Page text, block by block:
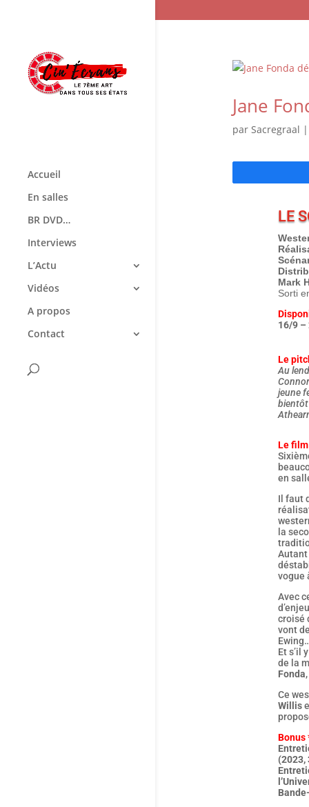
Accueil
En salles
BR DVD…
Interviews
L’Actu
Vidéos
A propos
Contact
Jane
par Sacregraal |
LE
Mark
Sorti
16/9 –
Le
Au
jeune
bientôt
Le
en
Il faut
la
Autant
vogue
Avec
croisé
vont
Et s’il
de la
Fonda,
Ce
Willis
Bonus
(2023,